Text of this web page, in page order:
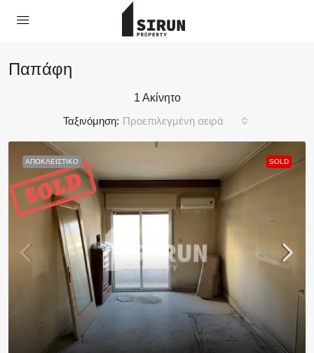
Παπάφη
1 Ακίνητο
Ταξινόμηση: Προεπιλεγμένη σειρά
ΑΠΟΚΛΕΙΣΤΙΚΌ SOLD